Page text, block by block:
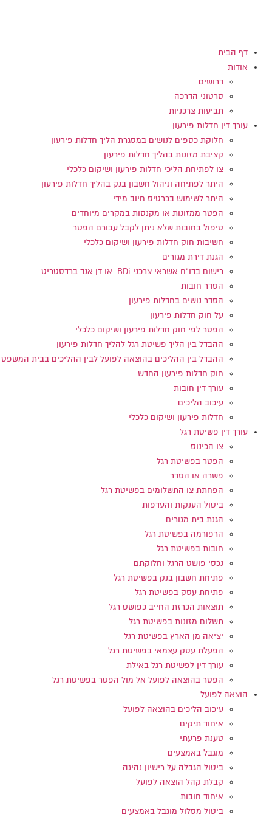
דף הבית
אודות
דרושים
סרטוני הדרכה
תביעות צרכניות
עורך דין חדלות פירעון
חלוקת כספים לנושים במסגרת הליך חדלות פירעון
קציבת מזונות בהליך חדלות פירעון
צו לפתיחת הליכי חדלות פירעון ושיקום כלכלי
היתר לפתיחה וניהול חשבון בנק בהליך חדלות פירעון
היתר לשימוש בכרטיס חיוב מידי
הפטר ממזונות או מקנסות במקרים מיוחדים
טיפול בחובות שלא ניתן לקבל עבורם הפטר
חשיבות חוק חדלות פירעון ושיקום כלכלי
הגנת דירת מגורים
רישום בדו"ח אשראי צרכני BDi או דן אנד ברדסטריט
הסדר חובות
הסדר נושים בחדלות פירעון
על חוק חדלות פירעון
הפטר לפי חוק חדלות פירעון ושיקום כלכלי
ההבדל בין הליך פשיטת רגל להליך חדלות פירעון
ההבדל בין ההליכים בהוצאה לפועל לבין ההליכים בבית המשפט
חוק חדלות פירעון החדש
עורך דין חובות
עיכוב הליכים
חדלות פירעון ושיקום כלכלי
עורך דין פשיטת רגל
צו הכינוס
הפטר בפשיטת רגל
פשרה או הסדר
הפחתת צו התשלומים בפשיטת רגל
ביטול הענקות והעדפות
הגנת בית מגורים
הרפורמה בפשיטת רגל
חובות בפשיטת רגל
נכסי פושט הרגל וחלוקתם
פתיחת חשבון בנק בפשיטת רגל
פתיחת עסק בפשיטת רגל
תוצאות הכרזת החייב כפושט רגל
תשלום מזונות בפשיטת רגל
יציאה מן הארץ בפשיטת רגל
הפעלת עסק עצמאי בפשיטת רגל
עורך דין לפשיטת רגל באילת
הפטר בהוצאה לפועל אל מול הפטר בפשיטת רגל
הוצאה לפועל
עיכוב הליכים בהוצאה לפועל
איחוד תיקים
טענת פרעתי
מוגבל באמצעים
ביטול הגבלה על רישיון נהיגה
קבלת קהל הוצאה לפועל
איחוד חובות
ביטול מסלול מוגבל באמצעים